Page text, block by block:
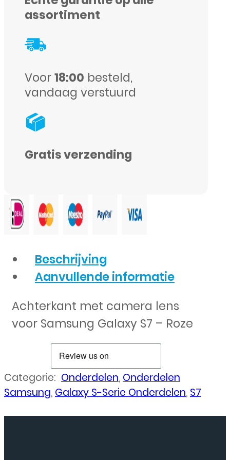
Roze
assortiment
Voor18:00 besteld,
vandaag verstuurd
Gratis verzending
Beschrijving
Aanvullende informatie
Achterkant met camera lens
voor Samsung Galaxy S7 – Roze
Categorie: Onderdelen, Onderdelen
Samsung, Galaxy S-Serie Onderdelen, S7